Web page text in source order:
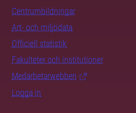
Centrumbildningar
Art- och miljödata
Officiell statistik
Fakulteter och institutioner
Medarbetarwebben
Logga in